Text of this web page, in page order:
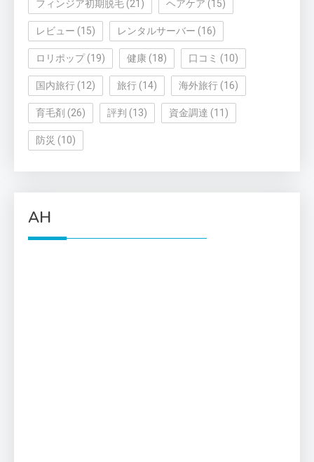
フィンジア初期脱毛 (21) ヘアケア (15)
レビュー (15) レンタルサーバー (16)
ロリポップ(19) 健康 (18) 口コミ (10)
国内旅行 (12) 旅行 (14) 海外旅行 (16)
育毛剤 (26) 評判 (13) 資金調達 (11)
防災 (10)
AH